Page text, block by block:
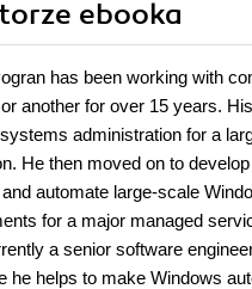
ebooka
has been working with
another for over 15 years.
administration for a
He then moved on to
automate large-scale
for a major managed
a senior software
he helps to make Windows